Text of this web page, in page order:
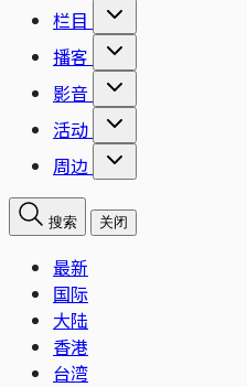
栏目
播客
影音
活动
周边
搜索 关闭
最新
国际
大陆
香港
台湾